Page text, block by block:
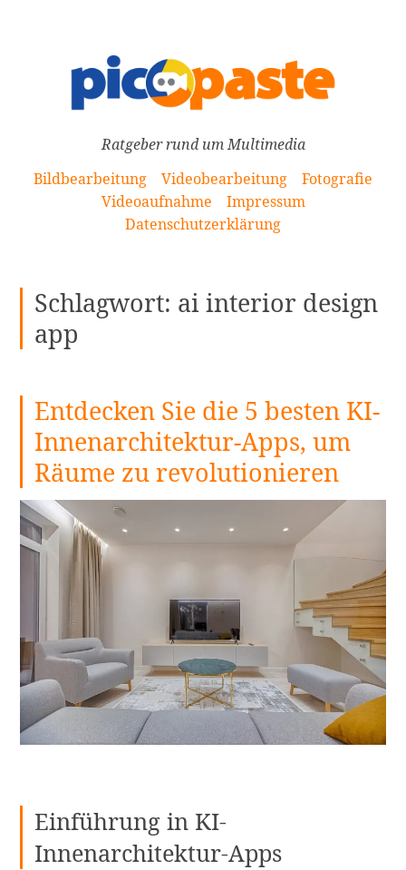
Ratgeber rund um Multimedia
Bildbearbeitung
Videobearbeitung
Fotografie
Videoaufnahme
Impressum
Datenschutzerklärung
Schlagwort: ai interior design
app
Entdecken Sie die 5 besten KI-
Innenarchitektur-Apps, um
Räume zu revolutionieren
Einführung in KI-
Innenarchitektur-Apps